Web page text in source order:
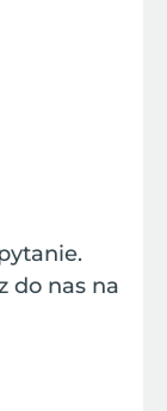
do nas na